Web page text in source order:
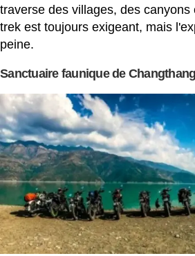
traverse des villages, des canyons
trek est toujours exigeant, mais
peine.
Sanctuaire faunique de Changthang